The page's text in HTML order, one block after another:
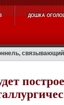
ДОШКА